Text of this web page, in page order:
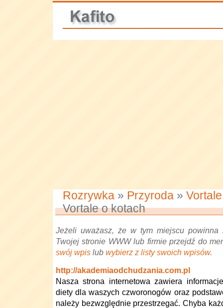
Rozrywka » Przyroda »
Vortale o kotach
Jeżeli uważasz, że w tym miejscu powinna
Twojej stronie WWW lub firmie przejdź do
swój wpis lub wybierz z listy swoich wpisów.
http://akademiaodchudzania.com.pl
Nasza strona internetowa zawiera
diety dla waszych czworonogów oraz
należy bezwzględnie przestrzegać. Chyba